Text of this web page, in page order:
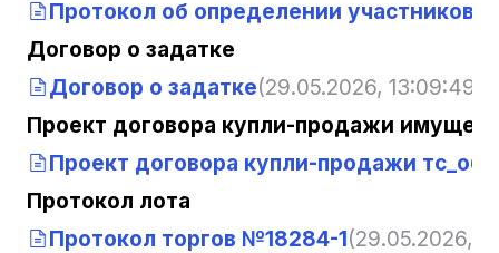
Протокол об определении участников
Договор о задатке
Договор о задатке(29.05.2026, 13:09:49)
Проект договора купли-продажи
Проект договора купли-продажи
Протокол лота
Протокол торгов №18284-1(29.05.2026,